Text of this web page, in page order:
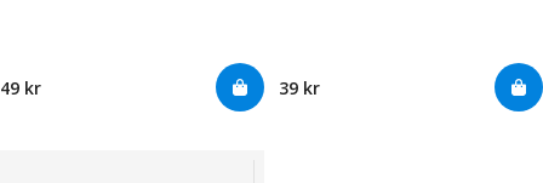
49 kr 39 kr